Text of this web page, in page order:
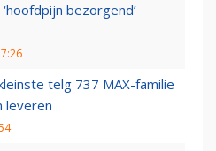
bezorgend’
telg 737 MAX-familie
leveren